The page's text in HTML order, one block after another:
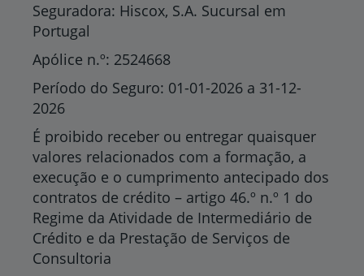
Seguradora: Hiscox, S.A. Sucursal em
Portugal
Apólice n.º: 2524668
Período do Seguro: 01-01-2026 a 31-12-
2026
É proibido receber ou entregar quaisquer
valores relacionados com a formação, a
execução e o cumprimento antecipado dos
contratos de crédito – artigo 46.º n.º 1 do
Regime da Atividade de Intermediário de
Crédito e da Prestação de Serviços de
Consultoria